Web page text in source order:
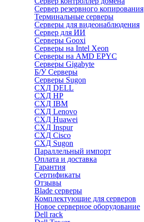
Сервер резервного копирования
Терминальные серверы
Серверы для видеонаблюдения
Сервер для ИИ
Серверы Gooxi
Серверы на Intel Xeon
Серверы на AMD EPYC
Серверы Gigabyte
Б/У Серверы
Серверы Sugon
СХД DELL
СХД HP
СХД IBM
СХД Lenovo
СХД Huawei
СХД Inspur
СХД Cisco
СХД Sugon
Параллельный импорт
Оплата и доставка
Гарантия
Сертификаты
Отзывы
Blade серверы
Комплектующие для серверов
Новое серверное оборудование
Dell rack